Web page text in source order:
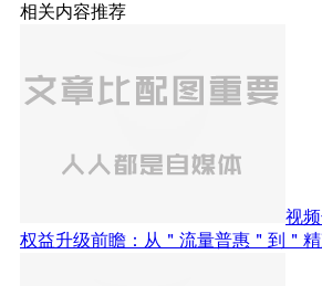
相关内容推荐
视
权益升级前瞻：从＂流量普惠＂到＂